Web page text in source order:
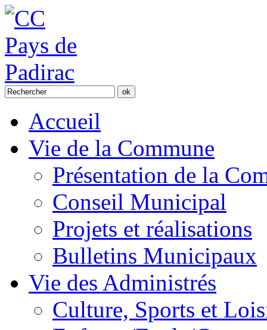
Accueil
Vie de la Commune
Présentation de la
Conseil Municipal
Projets et réalisations
Bulletins Municipaux
Vie des Administrés
Culture, Sports et